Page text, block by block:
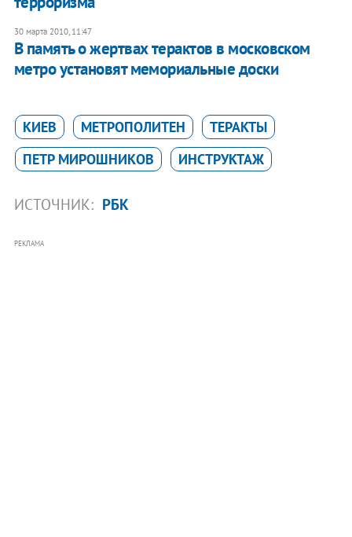
30 марта 2010, 11:47
В память о жертвах терактов в московском
метро установят мемориальные доски
КИЕВ МЕТРОПОЛИТЕН
ТЕРАКТЫ
ПЕТР МИРОШНИКОВ
ИНСТРУКТАЖ
ИСТОЧНИК: РБК
РЕКЛАМА